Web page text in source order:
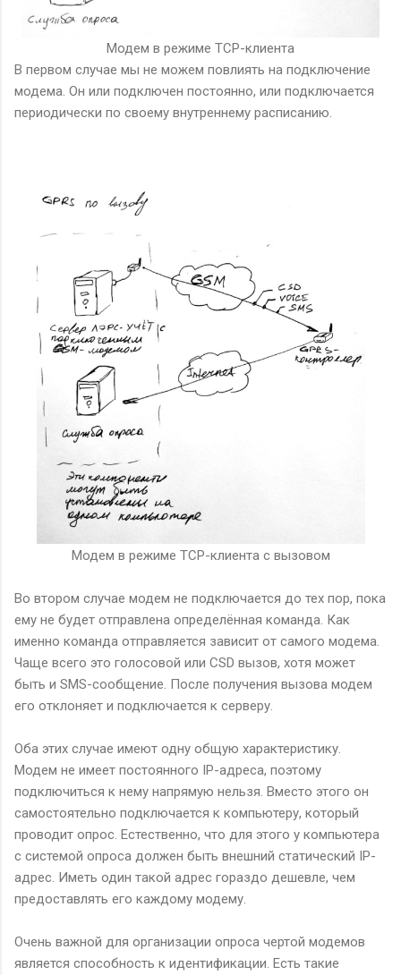
Модем в режиме TCP-клиента
В первом случае мы не можем повлиять на подключение
модема. Он или подключен постоянно, или подключается
периодически по своему внутреннему расписанию.
Модем в режиме TCP-клиента с вызовом
Во втором случае модем не подключается до тех пор, пока
ему не будет отправлена определённая команда. Как
именно команда отправляется зависит от самого модема.
Чаще всего это голосовой или CSD вызов, хотя может
быть и SMS-сообщение. После получения вызова модем
его отклоняет и подключается к серверу.
Оба этих случае имеют одну общую характеристику.
Модем не имеет постоянного IP-адреса, поэтому
подключиться к нему напрямую нельзя. Вместо этого он
самостоятельно подключается к компьютеру, который
проводит опрос. Естественно, что для этого у компьютера
с системой опроса должен быть внешний статический IP-
адрес. Иметь один такой адрес гораздо дешевле, чем
предоставлять его каждому модему.
Очень важной для организации опроса чертой модемов
является способность к идентификации. Есть такие